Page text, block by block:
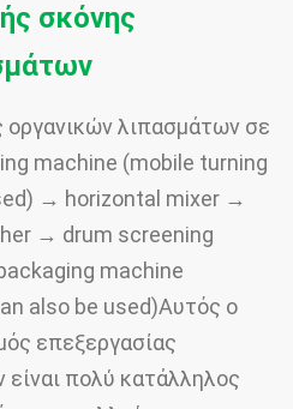
σκόνης
οργανικών λιπασμάτων σε
machine (mobile turning
→ horizontal mixer →
→ drum screening
machine
also be used)Αυτός ο
επεξεργασίας
πολύ κατάλληλος